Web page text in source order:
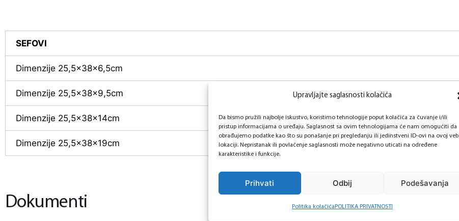
Upravljajte saglasnosti kolačića
Da bismo pružili najbolje iskustvo, koristimo tehnologije poput kolačića za čuvanje i/ili
pristup informacijama o uređaju. Saglasnost sa ovim tehnologijama će nam omogućiti da
obrađujemo podatke kao što su ponašanje pri pregledanju ili jedinstveni ID-ovi na ovoj veb
lokaciji. Nepristanak ili povlačenje saglasnosti može negativno uticati na određene
karakteristike i funkcije.
Prihvati Odbij Podešavanja
Politika kolačićaPOLITIKA PRIVATNOSTI
SEFOVI
Dimenzije 25,5x38x6,5cm
Dimenzije 25,5x38x9,5cm
Dimenzije 25,5x38x14cm
Dimenzije 25,5x38x19cm
Dokumenti